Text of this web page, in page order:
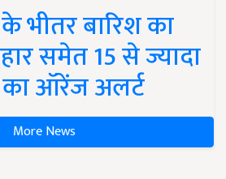
भीतर बारिश का
समेत 15 से ज्यादा
का ऑरेंज अलर्ट
More News